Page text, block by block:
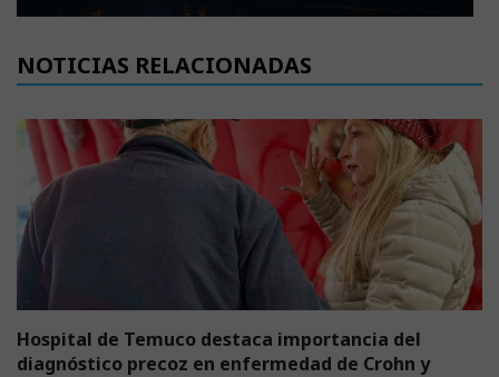
NOTICIAS RELACIONADAS
Hospital de Temuco destaca importancia del
diagnóstico precoz en enfermedad de Crohn y